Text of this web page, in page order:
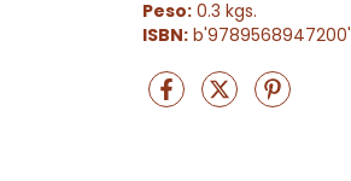
Peso: 0.3 kgs.
ISBN: b'9789568947200'